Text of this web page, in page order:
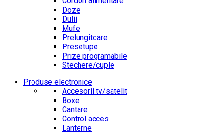
Doze
Dulii
Mufe
Prelungitoare
Presetupe
Prize programabile
Stechere/cuple
Produse electronice
Accesorii tv/satelit
Boxe
Cantare
Control acces
Lanterne